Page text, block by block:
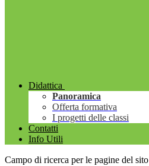
Didattica
Panoramica
Offerta formativa
I progetti delle classi
Contatti
Info Utili
Campo di ricerca per le pagine del sito